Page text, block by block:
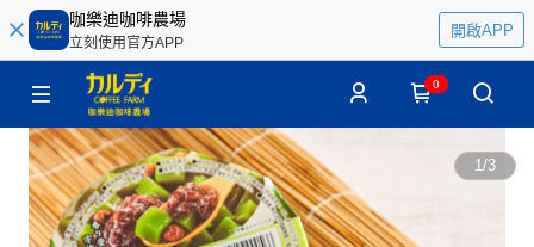
咖樂迪咖啡農場
立刻使用官方APP
開啟APP
0
1/3